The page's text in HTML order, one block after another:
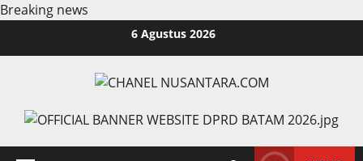
Breaking news
6 Agustus 2026